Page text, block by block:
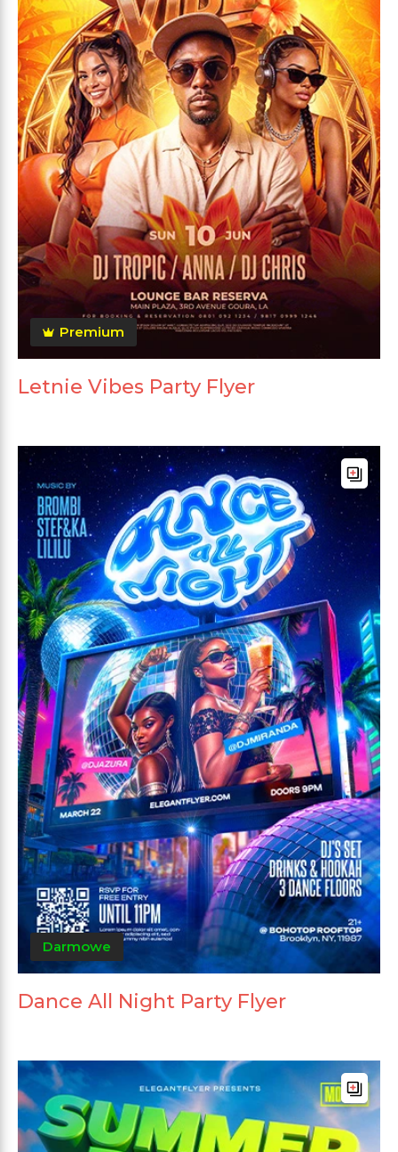
Premium
Letnie Vibes Party Flyer
Darmowe
Dance All Night Party Flyer